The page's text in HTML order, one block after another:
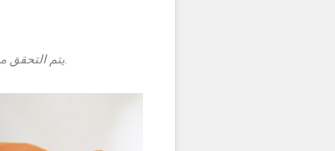
12. يتم التحقق من حالة المروحة، ويتم ضمان تنظيفها.